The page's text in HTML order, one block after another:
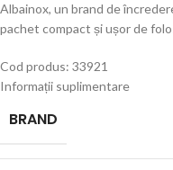
Albainox, un brand de
pachet compact și ușor de
Cod produs: 33921
Informații suplimentare
BRAND